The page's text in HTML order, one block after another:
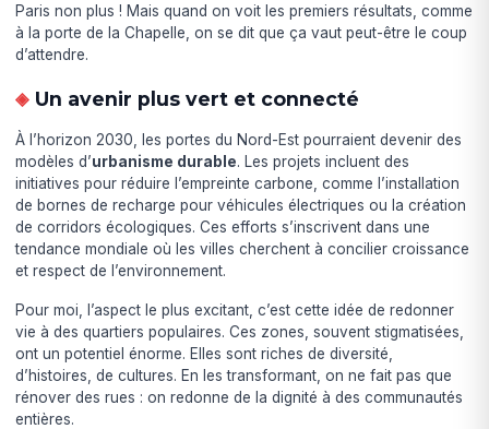
Paris non plus ! Mais quand on voit les premiers résultats, comme
à la porte de la Chapelle, on se dit que ça vaut peut-être le coup
d’attendre.
Un avenir plus vert et connecté
À l’horizon 2030, les portes du Nord-Est pourraient devenir des
modèles d’urbanisme durable. Les projets incluent des
initiatives pour réduire l’empreinte carbone, comme l’installation
de bornes de recharge pour véhicules électriques ou la création
de corridors écologiques. Ces efforts s’inscrivent dans une
tendance mondiale où les villes cherchent à concilier croissance
et respect de l’environnement.
Pour moi, l’aspect le plus excitant, c’est cette idée de redonner
vie à des quartiers populaires. Ces zones, souvent stigmatisées,
ont un potentiel énorme. Elles sont riches de diversité,
d’histoires, de cultures. En les transformant, on ne fait pas que
rénover des rues : on redonne de la dignité à des communautés
entières.